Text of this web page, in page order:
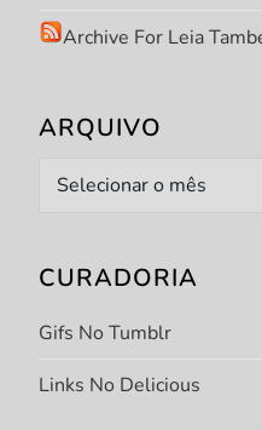
Archive For Leia
ARQUIVO
Arquivo
CURADORIA
Gifs No Tumblr
Links No Delicious